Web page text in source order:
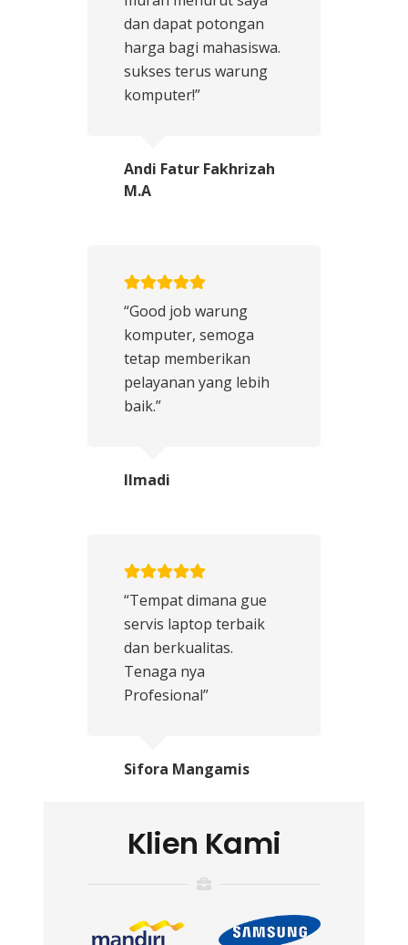
dan dapat potongan
harga bagi mahasiswa.
sukses terus warung
komputer!”
Andi Fatur Fakhrizah
M.A
“Good job warung
komputer, semoga
tetap memberikan
pelayanan yang lebih
baik.”
Ilmadi
“Tempat dimana gue
servis laptop terbaik
dan berkualitas.
Tenaga nya
Profesional”
Sifora Mangamis
Klien Kami